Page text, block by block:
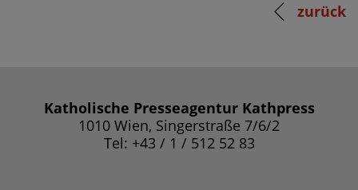
zurück
Katholische Presseagentur Kathpress
1010 Wien, Singerstraße 7/6/2
Tel: +43 / 1 / 512 52 83